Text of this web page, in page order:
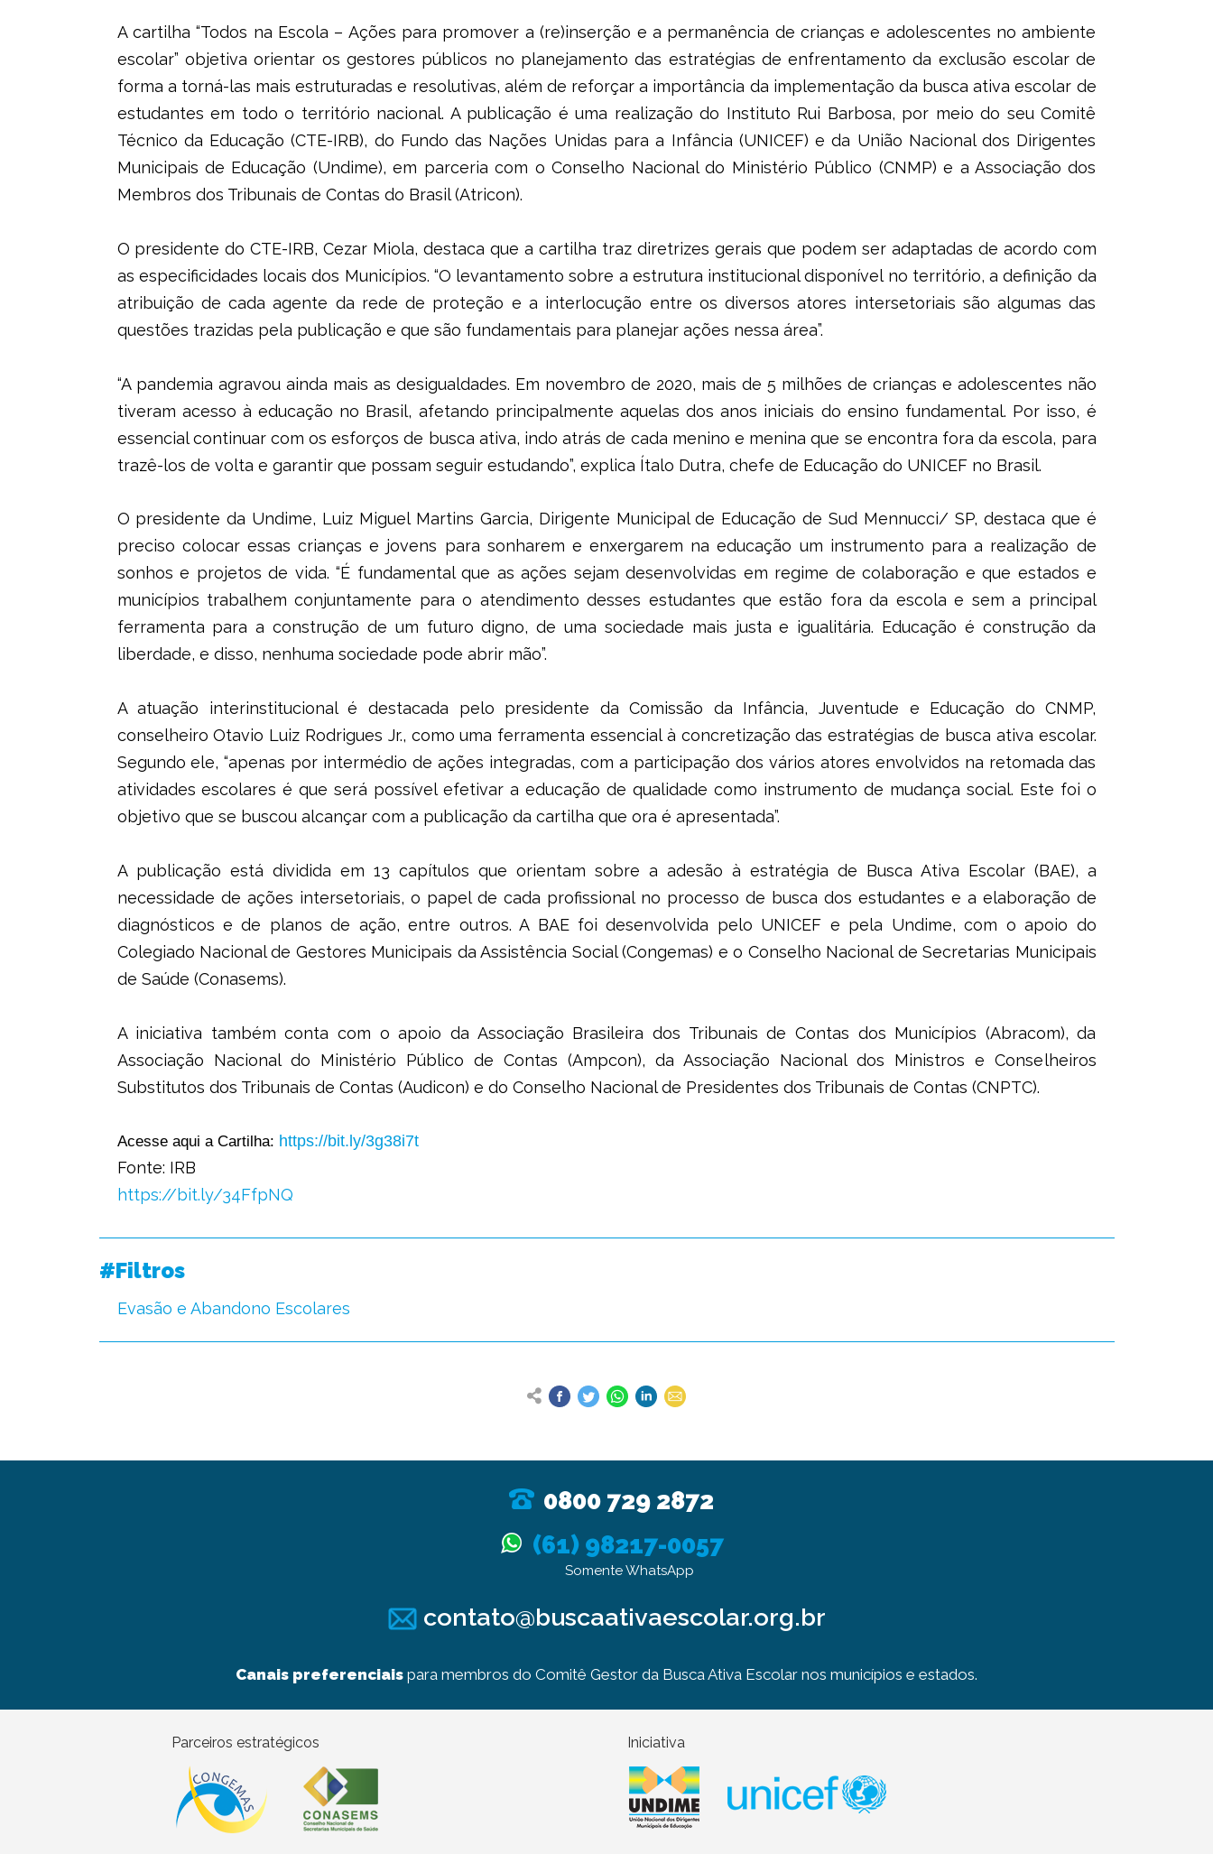
A cartilha “Todos na Escola – Ações para promover a (re)inserção e a permanência de crianças e adolescentes no ambiente
escolar” objetiva orientar os gestores públicos no planejamento das estratégias de enfrentamento da exclusão escolar de
forma a torná-las mais estruturadas e resolutivas, além de reforçar a importância da implementação da busca ativa escolar de
estudantes em todo o território nacional. A publicação é uma realização do Instituto Rui Barbosa, por meio do seu Comitê
Técnico da Educação (CTE-IRB), do Fundo das Nações Unidas para a Infância (UNICEF) e da União Nacional dos Dirigentes
Municipais de Educação (Undime), em parceria com o Conselho Nacional do Ministério Público (CNMP) e a Associação dos
Membros dos Tribunais de Contas do Brasil (Atricon).
O presidente do CTE-IRB, Cezar Miola, destaca que a cartilha traz diretrizes gerais que podem ser adaptadas de acordo com
as especificidades locais dos Municípios. “O levantamento sobre a estrutura institucional disponível no território, a definição da
atribuição de cada agente da rede de proteção e a interlocução entre os diversos atores intersetoriais são algumas das
questões trazidas pela publicação e que são fundamentais para planejar ações nessa área”.
“A pandemia agravou ainda mais as desigualdades. Em novembro de 2020, mais de 5 milhões de crianças e adolescentes não
tiveram acesso à educação no Brasil, afetando principalmente aquelas dos anos iniciais do ensino fundamental. Por isso, é
essencial continuar com os esforços de busca ativa, indo atrás de cada menino e menina que se encontra fora da escola, para
trazê-los de volta e garantir que possam seguir estudando”, explica Ítalo Dutra, chefe de Educação do UNICEF no Brasil.
O presidente da Undime, Luiz Miguel Martins Garcia, Dirigente Municipal de Educação de Sud Mennucci/ SP, destaca que é
preciso colocar essas crianças e jovens para sonharem e enxergarem na educação um instrumento para a realização de
sonhos e projetos de vida. “É fundamental que as ações sejam desenvolvidas em regime de colaboração e que estados e
municípios trabalhem conjuntamente para o atendimento desses estudantes que estão fora da escola e sem a principal
ferramenta para a construção de um futuro digno, de uma sociedade mais justa e igualitária. Educação é construção da
liberdade, e disso, nenhuma sociedade pode abrir mão”.
A atuação interinstitucional é destacada pelo presidente da Comissão da Infância, Juventude e Educação do CNMP,
conselheiro Otavio Luiz Rodrigues Jr., como uma ferramenta essencial à concretização das estratégias de busca ativa escolar.
Segundo ele, “apenas por intermédio de ações integradas, com a participação dos vários atores envolvidos na retomada das
atividades escolares é que será possível efetivar a educação de qualidade como instrumento de mudança social. Este foi o
objetivo que se buscou alcançar com a publicação da cartilha que ora é apresentada”.
A publicação está dividida em 13 capítulos que orientam sobre a adesão à estratégia de Busca Ativa Escolar (BAE), a
necessidade de ações intersetoriais, o papel de cada profissional no processo de busca dos estudantes e a elaboração de
diagnósticos e de planos de ação, entre outros. A BAE foi desenvolvida pelo UNICEF e pela Undime, com o apoio do
Colegiado Nacional de Gestores Municipais da Assistência Social (Congemas) e o Conselho Nacional de Secretarias Municipais
de Saúde (Conasems).
A iniciativa também conta com o apoio da Associação Brasileira dos Tribunais de Contas dos Municípios (Abracom), da
Associação Nacional do Ministério Público de Contas (Ampcon), da Associação Nacional dos Ministros e Conselheiros
Substitutos dos Tribunais de Contas (Audicon) e do Conselho Nacional de Presidentes dos Tribunais de Contas (CNPTC).
Acesse aqui a Cartilha: https://bit.ly/3g38i7t
Fonte: IRB
https://bit.ly/34FfpNQ
#Filtros
Evasão e Abandono Escolares
0800 729 2872
(61) 98217-0057
Somente WhatsApp
contato@buscaativaescolar.org.br
Canais preferenciais para membros do Comitê Gestor da Busca Ativa Escolar nos municípios e estados.
Parceiros estratégicos Iniciativa